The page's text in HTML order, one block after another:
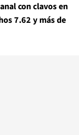
con clavos en
7.62 y más de